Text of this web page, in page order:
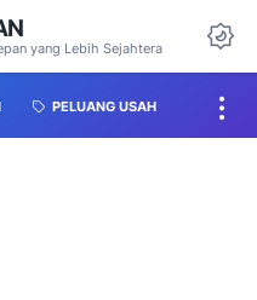
yang Lebih Sejahtera
PELUANG USAH